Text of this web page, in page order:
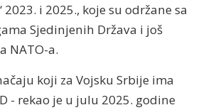
2023. i 2025., koje su održane sa
Sjedinjenih Država i još
NATO-a.
koji za Vojsku Srbije ima
- rekao je u julu 2025. godine